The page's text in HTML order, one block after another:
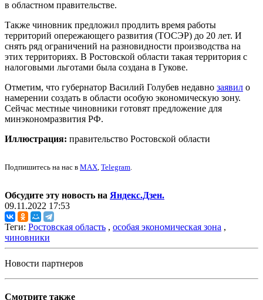
в областном правительстве.
Также чиновник предложил продлить время работы
территорий опережающего развития (ТОСЭР) до 20 лет. И
снять ряд ограничений на разновидности производства на
этих территориях. В Ростовской области такая территория с
налоговыми льготами была создана в Гукове.
Отметим, что губернатор Василий Голубев недавно заявил о
намерении создать в области особую экономическую зону.
Сейчас местные чиновники готовят предложение для
минэкономразвития РФ.
Иллюстрация: правительство Ростовской области
Подпишитесь на нас в MAX, Telegram.
Обсудите эту новость на Яндекс.Дзен.
09.11.2022 17:53
Теги: Ростовская область , особая экономическая зона ,
чиновники
Новости партнеров
Смотрите также